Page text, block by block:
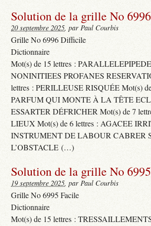
Solution de la grille No 6996
20 septembre 2025, par Paul Courbis
Grille No 6996 Difficile
Dictionnaire
Mot(s) de 15 lettres :
NONINITIEES PROFANES
lettres : PERILLEUSE RISQUÉE Mot(s)
PARFUM QUI MONTE À LA TÊTE
ESSARTER DÉFRICHER Mot(s) de 7
LIEUX Mot(s) de 6 lettres : AGACEE
INSTRUMENT DE LABOUR CABRER
L’OBSTACLE (…)
Solution de la grille No 6995
19 septembre 2025, par Paul Courbis
Grille No 6995 Facile
Dictionnaire
Mot(s) de 15 lettres :